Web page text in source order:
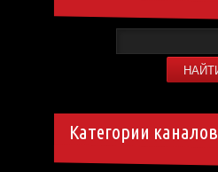
Категории каналов